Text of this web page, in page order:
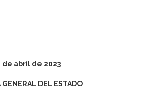
de abril de 2023
GENERAL DEL ESTADO